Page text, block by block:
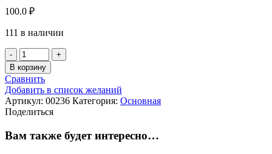
100.0 ₽
111 в наличии
Количество
товара
цепь
расцепного
привода
(без
валика)
0/48.06.18
В корзину
Сравнить
Добавить в список желаний
Артикул: 00236 Категория: Основная
Поделиться
Вам также будет интересно…